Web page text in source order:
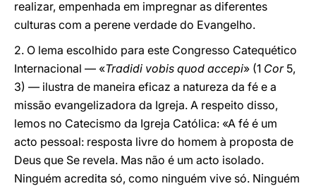
realizar, empenhada em impregnar as diferentes
culturas com a perene verdade do Evangelho.
2. O lema escolhido para este Congresso Catequético
Internacional — «Tradidi vobis quod accepi» (1 Cor5,
3) — ilustra de maneira eficaz a natureza da fé e a
missão evangelizadora da Igreja. A respeito disso,
lemos no Catecismo da Igreja Católica: «A fé é um
acto pessoal: resposta livre do homem à proposta de
Deus que Se revela. Mas não é um acto isolado.
Ninguém acredita só, como ninguém vive só. Ninguém